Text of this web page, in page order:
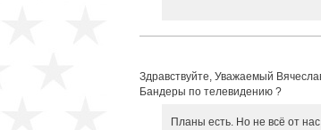
Здравствуйте, Уважаемый
Бандеры по телевидению ?
Планы есть. Но не всё от